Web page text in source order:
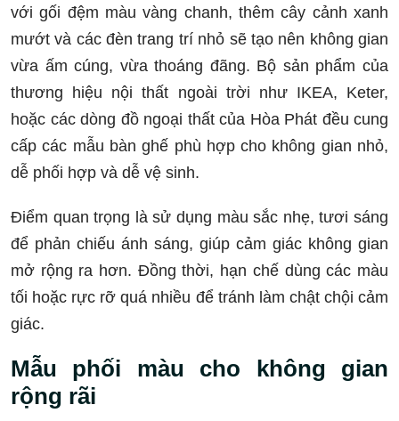
với gối đệm màu vàng chanh, thêm cây cảnh xanh
mướt và các đèn trang trí nhỏ sẽ tạo nên không gian
vừa ấm cúng, vừa thoáng đãng. Bộ sản phẩm của
thương hiệu nội thất ngoài trời như IKEA, Keter,
hoặc các dòng đồ ngoại thất của Hòa Phát đều cung
cấp các mẫu bàn ghế phù hợp cho không gian nhỏ,
dễ phối hợp và dễ vệ sinh.
Điểm quan trọng là sử dụng màu sắc nhẹ, tươi sáng
để phản chiếu ánh sáng, giúp cảm giác không gian
mở rộng ra hơn. Đồng thời, hạn chế dùng các màu
tối hoặc rực rỡ quá nhiều để tránh làm chật chội cảm
giác.
Mẫu phối màu cho không gian
rộng rãi